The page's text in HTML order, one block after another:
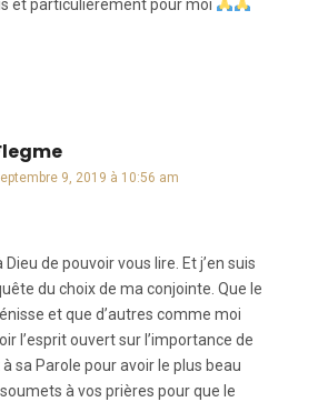
et particulièrement pour moi
dit :
9, 2019 à 10:56 am
de pouvoir vous lire. Et j’en suis
du choix de ma conjointe. Que le
et que d’autres comme moi
l’esprit ouvert sur l’importance de
sa Parole pour avoir le plus beau
à vos prières pour que le